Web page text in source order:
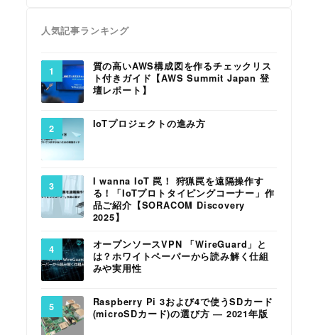
人気記事ランキング
質の高いAWS構成図を作るチェックリス
ト付きガイド【AWS Summit Japan 登
壇レポート】
IoTプロジェクトの進み方
I wanna IoT 罠！ 狩猟罠を遠隔操作す
る！「IoTプロトタイピングコーナー」作
品ご紹介【SORACOM Discovery
2025】
オープンソースVPN 「WireGuard」と
は？ホワイトペーパーから読み解く仕組
みや実用性
Raspberry Pi 3および4で使うSDカード
(microSDカード)の選び方 ― 2021年版